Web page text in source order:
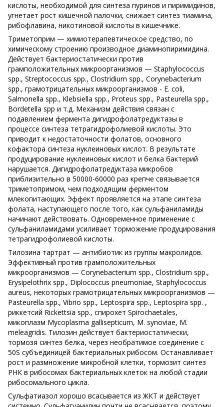
кислоты, необходимой для синтеза пуринов и пиримидинов,
угнетает рост кишечной палочки, снижает синтез тиамина,
рибофлавина, никотиновой кислоты в кишечнике.
Триметоприм — химиотерапевтическое средство, по
химическому строению производное диаминопиримидина.
Действует бактериостатически против
грамположительных микроорганизмов — Staphylococcus
spp., Streptococcus spp., Clostridium spp., Corynebacterium
spp., грамотрицательных микроорганизмов - Е. coli,
Salmonella spp., Klebsiella spp., Proteus spp., Pasteurella spp.,
Bordetella spp и т.д. Механизм действия связан с
подавлением фермента дигидрофолатредуктазы в
процессе синтеза тетрагидрофолиевой кислоты. Это
приводит к недостаточности фолатов, основного
кофактора синтеза нуклеиновых кислот. В результате
продуцирование нуклеиновых кислот и белка бактерий
нарушается. Дигидрофолатредуктаза микробов
приблизительно в 50000-60000 раз крепче связывается
триметопримом, чем подходящим ферментом
млекопитающих. Эффект проявляется на этапе синтеза
фолата, наступающего после того, как сульфаниламиды
начинают действовать. Одновременное применение с
сульфаниламидами усиливает торможение продуцирования
тетрагидрофолиевой кислоты.
Тилозина тартрат — антибиотик из группы макролидов.
Эффективный против грамположительных
микроорганизмов — Corynebacterium spp., Clostridium spp.,
Erysipelothrix spp., Diplococcus pneumoniae, Staphylococcus
aureus, некоторых грамотрицательных микроорганизмов —
Pasteurella spp., Vibrio spp., Leptospira spp., Leptospira spp. ,
риккетсий Rickettsia spp., спирохет Spirochaetales,
микоплазм Mycoplasma gallisepticum, M. synoviae, M.
meleagridis. Тилозин действует бактериостатически,
тормозя синтез белка, через необратимое соединение с
50S субъединицей бактериальных рибосом. Останавливает
рост и размножение микробной клетки, тормозит синтез
РНК в рибосомах бактериальных клеток на любой стадии
рибосомального цикла.
Сульфатиазол хорошо всасывается из ЖКТ и действует